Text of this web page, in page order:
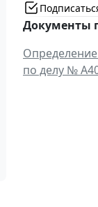
Документы
по делу №